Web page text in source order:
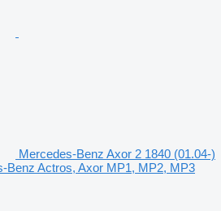
Mercedes-Benz Axor 2 1840 (01.04-)
Benz Actros, Axor MP1, MP2, MP3